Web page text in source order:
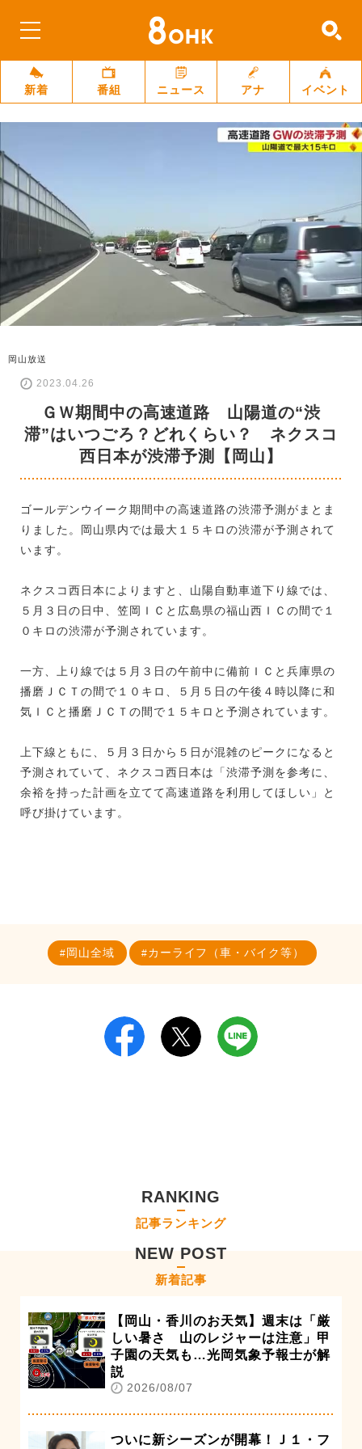
新着 番組 ニュース アナ イベント
岡山放送
2023.04.26
ＧＷ期間中の高速道路 山陽道の“渋
滞”はいつごろ？どれくらい？ ネクスコ
西日本が渋滞予測【岡山】
ゴールデンウイーク期間中の高速道路の渋滞予測がまとま
りました。岡山県内では最大１５キロの渋滞が予測されて
います。
ネクスコ西日本によりますと、山陽自動車道下り線では、
５月３日の日中、笠岡ＩＣと広島県の福山西ＩＣの間で１
０キロの渋滞が予測されています。
一方、上り線では５月３日の午前中に備前ＩＣと兵庫県の
播磨ＪＣＴの間で１０キロ、５月５日の午後４時以降に和
気ＩＣと播磨ＪＣＴの間で１５キロと予測されています。
上下線ともに、５月３日から５日が混雑のピークになると
予測されていて、ネクスコ西日本は「渋滞予測を参考に、
余裕を持った計画を立てて高速道路を利用してほしい」と
呼び掛けています。
岡山全域 カーライフ（車・バイク等）
RANKING
記事ランキング
NEW POST
新着記事
【岡山・香川のお天気】週末は「厳
しい暑さ 山のレジャーは注意」甲
子園の天気も…光岡気象予報士が解
説
2026/08/07
ついに新シーズンが開幕！Ｊ１・フ